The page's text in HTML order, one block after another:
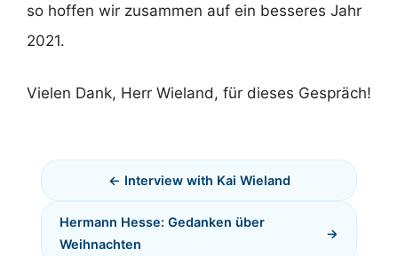
so hoffen wir zusammen auf ein besseres Jahr
2021.
Vielen Dank, Herr Wieland, für dieses Gespräch!
Interview with Kai Wieland
Hermann Hesse: Gedanken über
Weihnachten